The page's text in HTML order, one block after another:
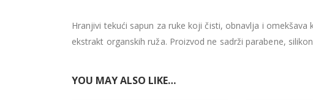
Hranjivi tekući sapun za ruke koji čisti, obnavlja i
ekstrakt organskih ruža. Proizvod ne sadrži parabene,
YOU MAY ALSO LIKE…